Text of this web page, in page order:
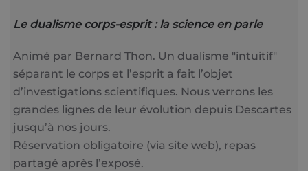
Le dualisme corps-esprit : la science en parle
Animé par Bernard Thon. Un dualisme "intuitif"
séparant le corps et l’esprit a fait l’objet
d’investigations scientifiques. Nous verrons les
grandes lignes de leur évolution depuis Descartes
jusqu’à nos jours.
Réservation obligatoire (via site web), repas
partagé après l’exposé.